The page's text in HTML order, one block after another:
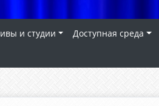
и студии Доступная среда